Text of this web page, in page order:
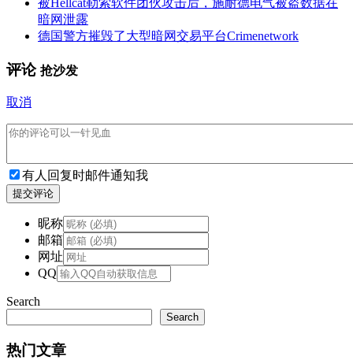
被Hellcat勒索软件团伙攻击后，施耐德电气被盗数据在
暗网泄露
德国警方摧毁了大型暗网交易平台Crimenetwork
评论 抢沙发
取消
有人回复时邮件通知我
提交评论
昵称
邮箱
网址
QQ
Search
Search
热门文章